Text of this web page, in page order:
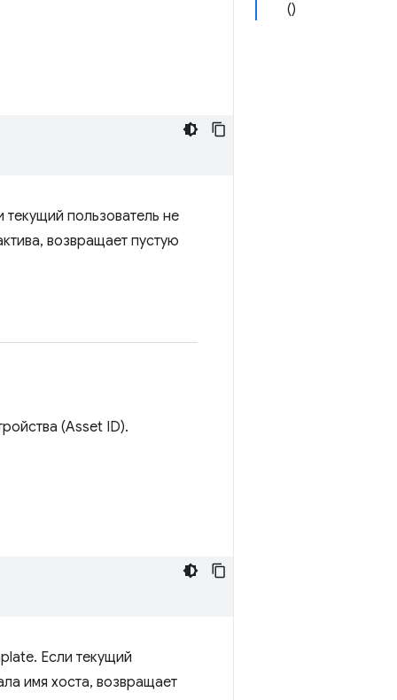
()
пользователь не
возвращает пустую
(Asset ID).
Если текущий
имя хоста, возвращает